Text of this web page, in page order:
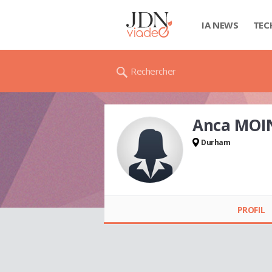
IA NEWS
Rechercher
Anca
Durham
PROFIL